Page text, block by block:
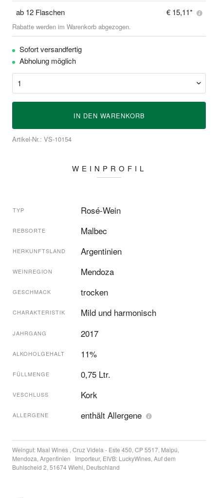
ab 12 Flaschen € 15,11*
Rabatte werden im Warenkorb abgezogen.
Sofort versandfertig
Abholung möglich
IN DEN WARENKORB
Artikel-Nr.: VS-10154
WEINPROFIL
TYP Rosé-Wein
REBSORTE Malbec
HERKUNFTSLAND Argentinien
WEINREGION Mendoza
GESCHMACK trocken
CHARAKTERISTIK Mild und harmonisch
JAHRGANG 2017
ALKOHOLGEHALT 11%
FÜLLMENGE 0,75 Ltr.
VESCHLUSS Kork
ALLERGENE enthält Allergene
Weingut: Maal Wines , Cruz Videla - Este 450, CP 5517, Maipú,
Mendoza, Argentinien
Importeur, EIVB: LuckyWines, Auf dem
Buhlscheid 2, 51674 Wiehl, Deutschland